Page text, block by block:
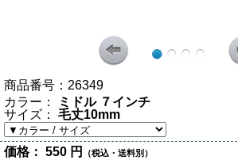
商品番号： 26349
カラー：
ミドル ７インチ
サイズ：
毛丈10mm
価格： 550 円 （税込・送料別）